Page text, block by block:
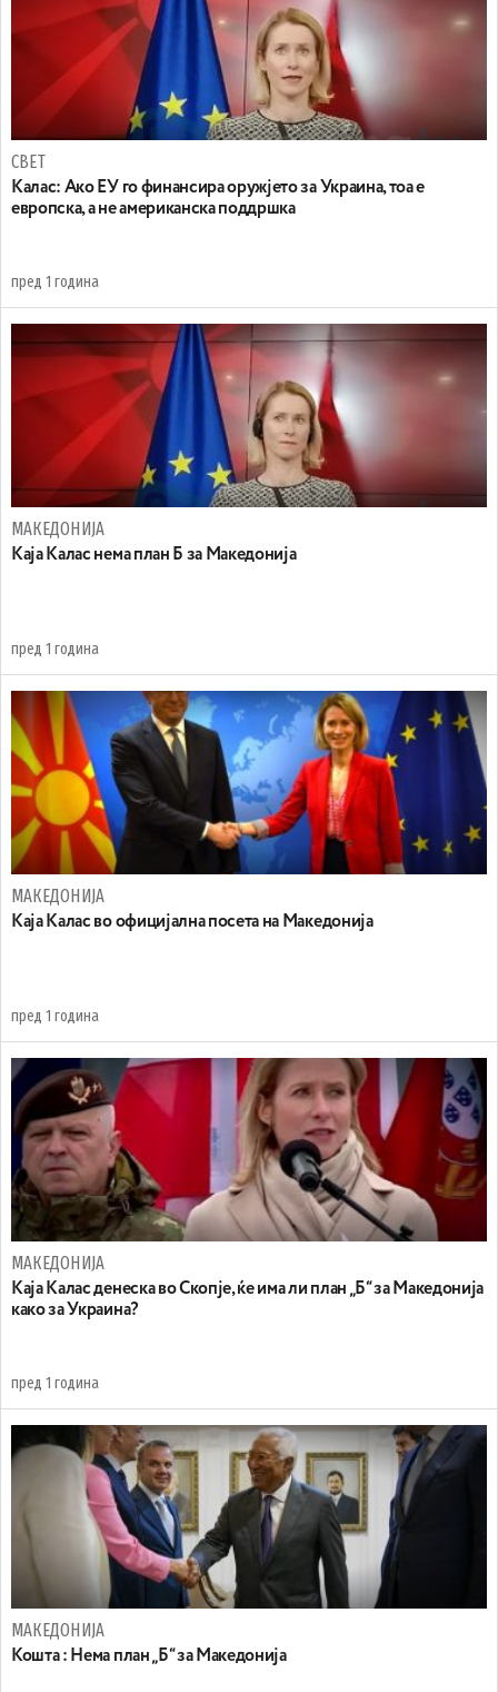
СВЕТ
Калас: Ако ЕУ го финансира оружјето за Украина, тоа е
европска, а не американска поддршка
пред 1 година
МАКЕДОНИЈА
Kaja Kaлас нема план Б за Македонија
пред 1 година
МАКЕДОНИЈА
Kaja Kaлас во официјална посета на Македонија
пред 1 година
МАКЕДОНИЈА
Каја Калас денеска во Скопје, ќе има ли план „Б“ за Македонија
како за Украина?
пред 1 година
МАКЕДОНИЈА
Koшта : Нема план „Б“ за Македонија